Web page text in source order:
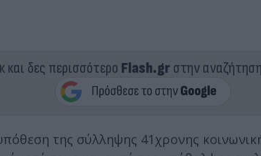
και δες περισσότερο Flash.grστην
της σύλληψης 41χρονης